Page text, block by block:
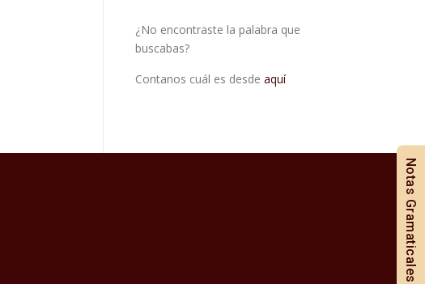
¿No encontraste la palabra que
buscabas?
Contanos cuál es desde aquí
Notas Gramaticales